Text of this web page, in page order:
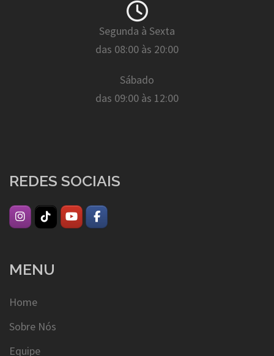
Segunda à Sexta
das 08:00 às 20:00
Sábado
das 09:00 às 12:00
REDES SOCIAIS
MENU
Home
Sobre Nós
Equipe